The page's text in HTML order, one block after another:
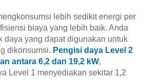
lebih sedikit energi per
biaya yang lebih baik. Anda
daya yang dapat digunakan untuk
dikonsumsi. Pengisi daya Level 2
antara 6,2 dan 19,2 kW,
Level 1 menyediakan sekitar 1,2